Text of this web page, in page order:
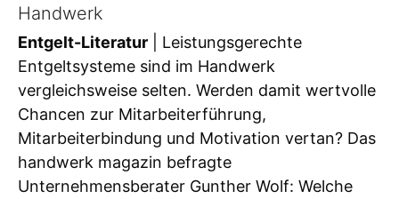
Handwerk
Entgelt-Literatur | Leistungsgerechte
Entgeltsysteme sind im Handwerk
vergleichsweise selten. Werden damit wertvolle
Chancen zur Mitarbeiterführung,
Mitarbeiterbindung und Motivation vertan? Das
handwerk magazin befragte
Unternehmensberater Gunther Wolf: Welche